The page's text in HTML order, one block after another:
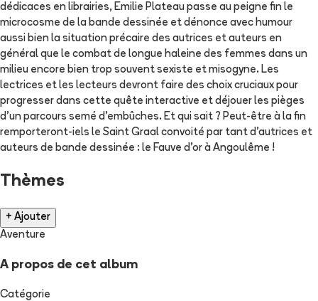
dédicaces en librairies, Emilie Plateau passe au peigne fin le
microcosme de la bande dessinée et dénonce avec humour
aussi bien la situation précaire des autrices et auteurs en
général que le combat de longue haleine des femmes dans un
milieu encore bien trop souvent sexiste et misogyne. Les
lectrices et les lecteurs devront faire des choix cruciaux pour
progresser dans cette quête interactive et déjouer les pièges
d'un parcours semé d'embûches. Et qui sait ? Peut-être à la fin
remporteront-iels le Saint Graal convoité par tant d'autrices et
auteurs de bande dessinée : le Fauve d'or à Angoulême !
Thèmes
+ Ajouter
Aventure
A propos de cet album
Catégorie